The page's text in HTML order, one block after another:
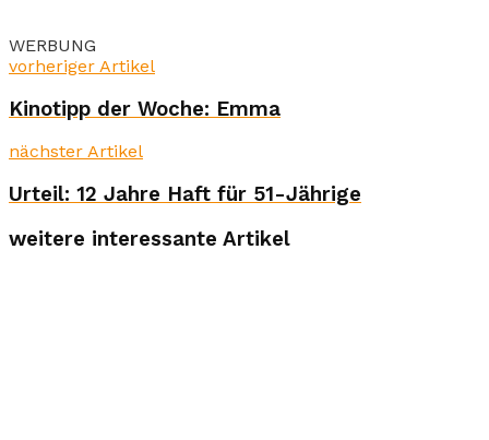
WERBUNG
vorheriger Artikel
Kinotipp der Woche: Emma
nächster Artikel
Urteil: 12 Jahre Haft für 51-Jährige
weitere interessante Artikel